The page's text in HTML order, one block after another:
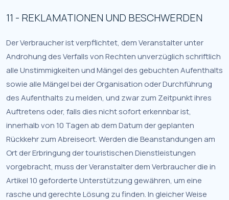
11 - REKLAMATIONEN UND BESCHWERDEN
Der Verbraucher ist verpflichtet, dem Veranstalter unter
Androhung des Verfalls von Rechten unverzüglich schriftlich
alle Unstimmigkeiten und Mängel des gebuchten Aufenthalts
sowie alle Mängel bei der Organisation oder Durchführung
des Aufenthalts zu melden, und zwar zum Zeitpunkt ihres
Auftretens oder, falls dies nicht sofort erkennbar ist,
innerhalb von 10 Tagen ab dem Datum der geplanten
Rückkehr zum Abreiseort. Werden die Beanstandungen am
Ort der Erbringung der touristischen Dienstleistungen
vorgebracht, muss der Veranstalter dem Verbraucher die in
Artikel 10 geforderte Unterstützung gewähren, um eine
rasche und gerechte Lösung zu finden. In gleicher Weise